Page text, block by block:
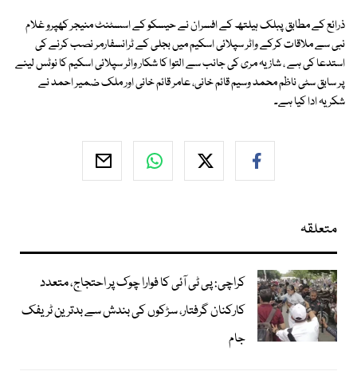
ذرائع کے مطابق پبلک ہیلتھ کے افسران نے حیسکو کے اسسٹنٹ منیجر کھپرو غلام
نبی سے ملاقات کرکے واٹر سپلائی اسکیم میں بجلی کے ٹرانسفارمر نصب کرنے کی
استدعا کی ہے ، شازیہ مری کی جانب سے التوا کا شکار واٹر سپلائی اسکیم کا نوٹس لینے
پر سابق سٹی ناظم محمد وسیم قائم خانی، عامر قائم خانی اور ملک ضمیر احمد نے
شکریہ ادا کیا ہے۔
متعلقہ
کراچی: پی ٹی آئی کا فوارا چوک پر احتجاج، متعدد
کارکنان گرفتار، سڑکوں کی بندش سے بدترین ٹریفک
جام